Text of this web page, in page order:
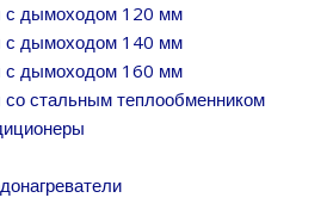
с дымоходом 120 мм
с дымоходом 140 мм
с дымоходом 160 мм
стальным теплообменником